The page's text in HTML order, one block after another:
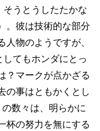
うとうしたたかな
。彼は技術的な部分
物のようですが、
てもホンダにとっ
？マークが点かざる
の事はともかくとし
数々は、明らかに
杯の努力を無にする